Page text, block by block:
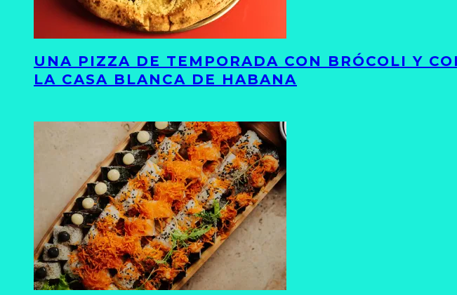
UNA PIZZA DE TEMPORADA CON BRÓCOLI Y
LA CASA BLANCA DE HABANA